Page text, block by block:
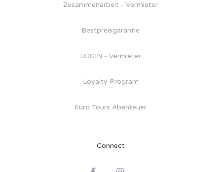
Zusammenarbeit - Vermieter
Bestpreisgarantie
LOGIN - Vermieter
Loyalty Program
Euro Tours Abenteuer
Connect